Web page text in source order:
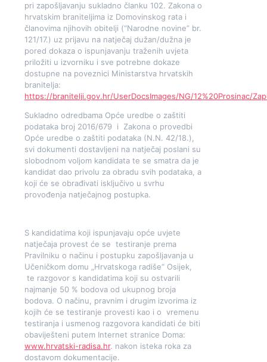
pri zapošljavanju sukladno članku 102. Zakona o
hrvatskim braniteljima iz Domovinskog rata i
članovima njihovih obitelji (“Narodne novine” br.
121/17.) uz prijavu na natječaj dužan/dužna je
pored dokaza o ispunjavanju traženih uvjeta
priložiti u izvorniku i sve potrebne dokaze
dostupne na poveznici Ministarstva hrvatskih
branitelja:
https://branitelji.gov.hr/UserDocsImages/NG/12%20Prosinac/
Sukladno odredbama Opće uredbe o zaštiti
podataka broj 2016/679 i Zakona o provedbi
Opće uredbe o zaštiti podataka (N.N. 42/18.),
svi dokumenti dostavljeni na natječaj poslani su
slobodnom voljom kandidata te se smatra da je
kandidat dao privolu za obradu svih podataka, a
koji će se obrađivati isključivo u svrhu
provođenja natječajnog postupka.
S kandidatima koji ispunjavaju opće uvjete
natječaja provest će se testiranje prema
Pravilniku o načinu i postupku zapošljavanja u
Učeničkom domu „Hrvatskoga radiše“ Osijek,
te razgovor s kandidatima koji su ostvarili
najmanje 50 % bodova od ukupnog broja
bodova. O načinu, pravnim i drugim izvorima iz
kojih će se testiranje provesti kao i o vremenu
testiranja i usmenog razgovora kandidati će biti
obaviješteni putem Internet stranice Doma:
www.hrvatski-radisa.hr. nakon isteka roka za
dostavom dokumentacije.